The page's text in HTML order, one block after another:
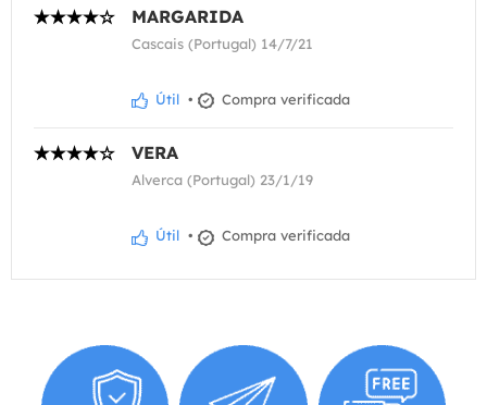
MARGARIDA
Cascais (Portugal) 14/7/21
Útil • Compra verificada
VERA
Alverca (Portugal) 23/1/19
Útil • Compra verificada